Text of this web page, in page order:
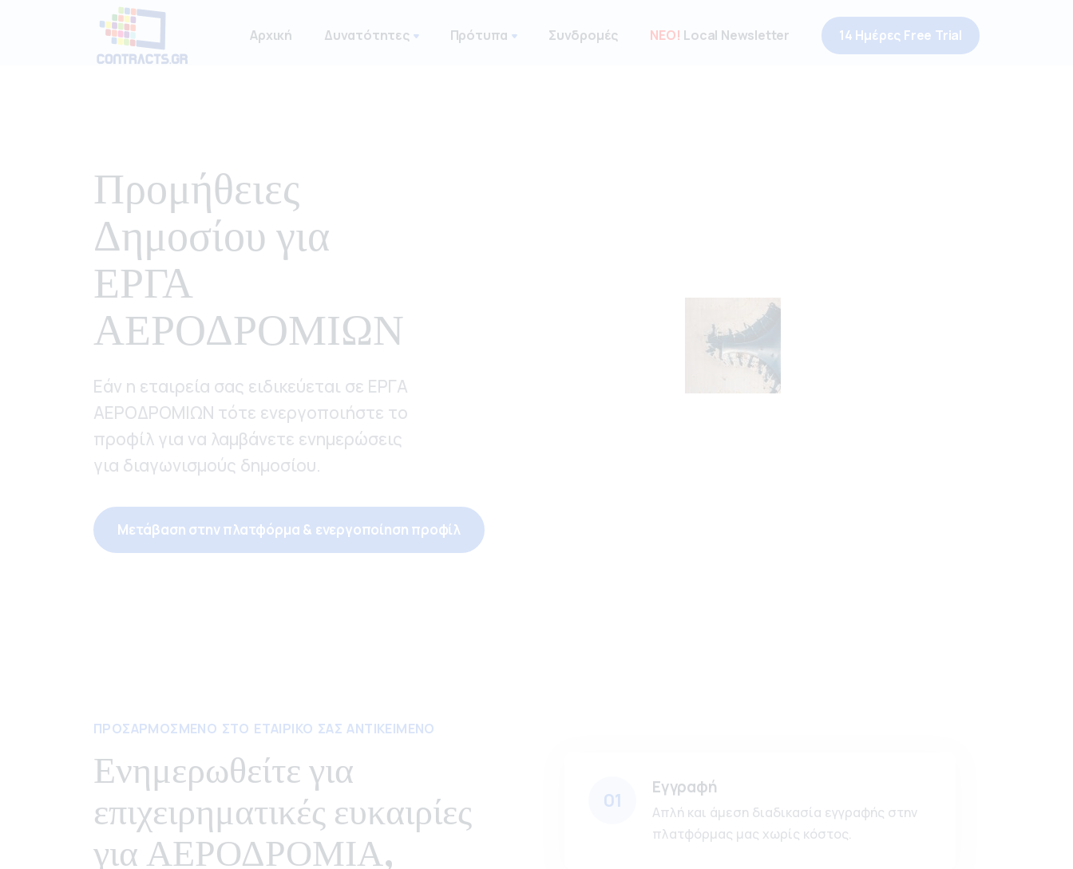
Αρχική Δυνατότητες Πρότυπα Συνδρομές ΝΕΟ! Local Newsletter 14 Ημέρες Free Trial
Προμήθειες
Δημοσίου για
ΕΡΓΑ
ΑΕΡΟΔΡΟΜΙΩΝ
Εάν η εταιρεία σας ειδικεύεται σε ΕΡΓΑ
ΑΕΡΟΔΡΟΜΙΩΝ τότε ενεργοποιήστε το
προφίλ για να λαμβάνετε ενημερώσεις
για διαγωνισμούς δημοσίου.
Μετάβαση στην πλατφόρμα & ενεργοποίηση προφίλ
01
Εγγραφή
Απλή και άμεση διαδικασία εγγραφής στην
πλατφόρμας μας χωρίς κόστος.
ΠΡΟΣΑΡΜΟΣΜΕΝΟ ΣΤΟ ΕΤΑΙΡΙΚΟ ΣΑΣ ΑΝΤΙΚΕΙΜΕΝΟ
Ενημερωθείτε για
επιχειρηματικές ευκαιρίες
για ΑΕΡΟΔΡΟΜΙΑ,